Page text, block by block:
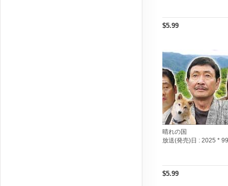
$5.99
晴れの国
放送(発売)日 : 2025 * 99
$5.99